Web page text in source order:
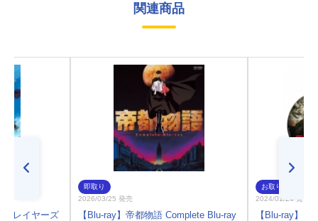
関連商品
スレイヤーズ
即取り
2026/03/25 発売
【Blu-ray】帝都物語 Complete Blu-ray
お取り寄せ
2024/01/24 発売
【Blu-ray】